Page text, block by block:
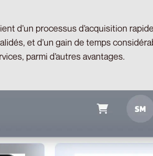
d’un processus d’acquisition
et d’un gain de temps
parmi d’autres avantages.